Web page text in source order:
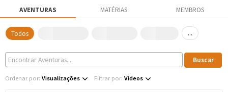
AVENTURAS MATÉRIAS MEMBROS
Todos ...
Ordenar por: Visualizações Filtrar por: Vídeos